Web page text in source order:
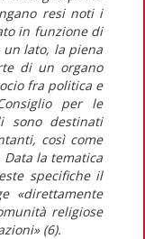
resi noti i
in funzione di
lato, la piena
di un organo
fra politica e
per le
sono destinati
così come
Data la tematica
specifiche il
«direttamente
religiose
(6).